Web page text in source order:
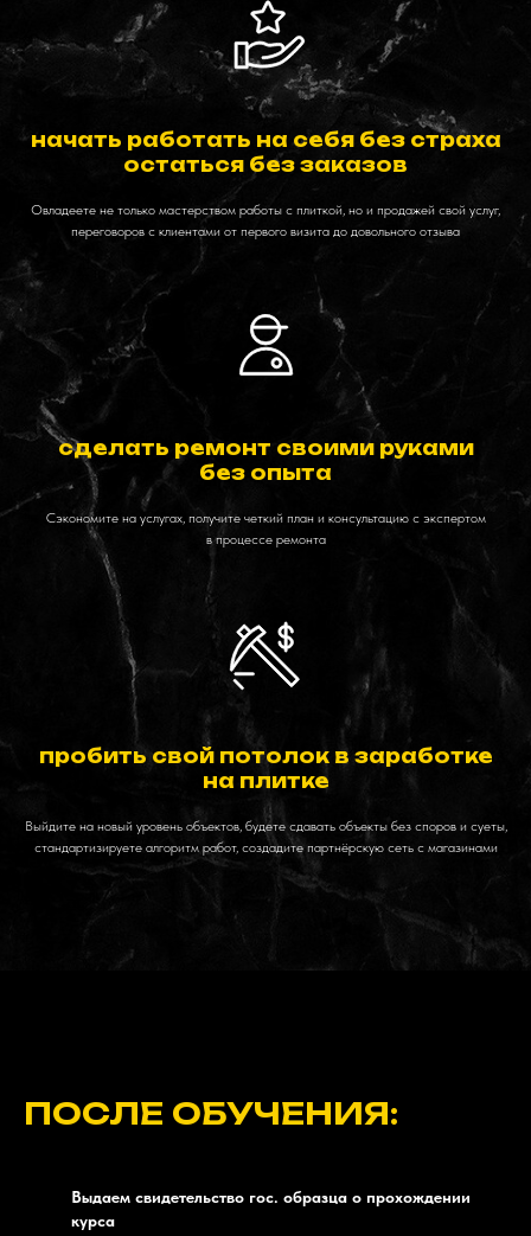
начать работать на себя без страха
остаться без заказов
Овладеете не только мастерством работы с плиткой, но и продажей свой услуг,
переговоров с клиентами от первого визита до довольного отзыва
сделать ремонт своими руками
без опыта
Сэкономите на услугах, получите четкий план и консультацию с экспертом
в процессе ремонта
пробить свой потолок в заработке
на плитке
Выйдите на новый уровень объектов, будете сдавать объекты без споров и суеты,
стандартизируете алгоритм работ, создадите партнёрскую сеть с магазинами
ПОСЛЕ ОБУЧЕНИЯ:
Выдаем свидетельство гос. образца о прохождении
курса